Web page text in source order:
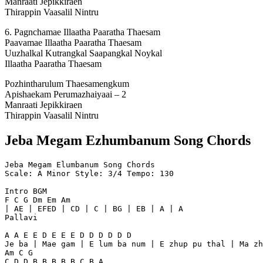
Thirappin Vaasalil Nintru
6. Pagnchamae Illaatha Paaratha Thaesam
Paavamae Illaatha Paaratha Thaesam
Uuzhalkal Kutrangkal Saapangkal Noykal
Illaatha Paaratha Thaesam
Pozhintharulum Thaesamengkum
Apishaekam Perumazhaiyaai – 2
Manraati Jepikkiraen
Thirappin Vaasalil Nintru
Jeba Megam Ezhumbanum Song Chords
Jeba Megam Elumbanum Song Chords
Scale: A Minor Style: 3/4 Tempo: 130
Intro BGM
F C G Dm Em Am
| AE | EFED | CD | C | BG | EB | A | A
Pallavi
A A E E D E E E D D D D D D
Je ba | Mae gam | E lum ba num | E zhup pu thal | Ma
Am C G